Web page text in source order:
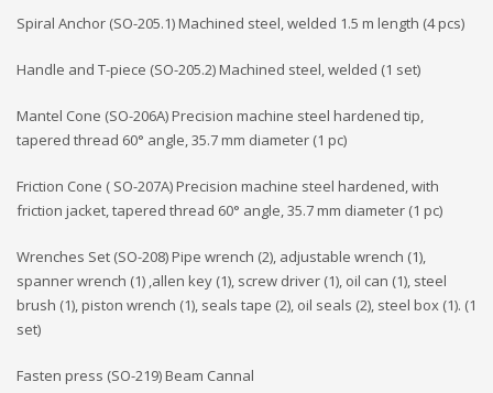
Spiral Anchor (SO-205.1) Machined steel, welded 1.5 m length (4 pcs)
Handle and T-piece (SO-205.2) Machined steel, welded (1 set)
Mantel Cone (SO-206A) Precision machine steel hardened tip,
tapered thread 60° angle, 35.7 mm diameter (1 pc)
Friction Cone ( SO-207A) Precision machine steel hardened, with
friction jacket, tapered thread 60° angle, 35.7 mm diameter (1 pc)
Wrenches Set (SO-208) Pipe wrench (2), adjustable wrench (1),
spanner wrench (1) ,allen key (1), screw driver (1), oil can (1), steel
brush (1), piston wrench (1), seals tape (2), oil seals (2), steel box (1). (1
set)
Fasten press (SO-219) Beam Cannal